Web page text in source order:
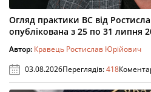
Огляд практики ВС від
опублікована з 25 по 31 липня
Автор: Кравець Ростислав Юрійович
03.08.2026Переглядів:418